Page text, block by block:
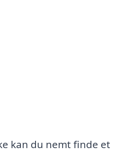
kan du nemt finde et